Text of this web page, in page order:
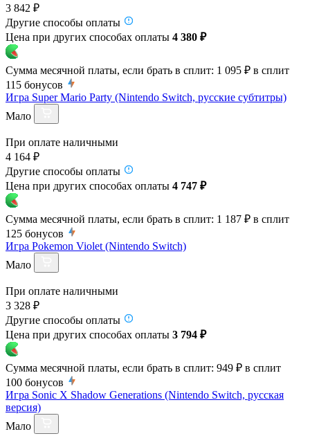
3 842 ₽
Другие способы оплаты
Цена при других способах оплаты 4 380 ₽
Сумма месячной платы, если брать в сплит: 1 095 ₽ в сплит
115 бонусов
Игра Super Mario Party (Nintendo Switch, русские субтитры)
Мало
При оплате наличными
4 164 ₽
Другие способы оплаты
Цена при других способах оплаты 4 747 ₽
Сумма месячной платы, если брать в сплит: 1 187 ₽ в сплит
125 бонусов
Игра Pokemon Violet (Nintendo Switch)
Мало
При оплате наличными
3 328 ₽
Другие способы оплаты
Цена при других способах оплаты 3 794 ₽
Сумма месячной платы, если брать в сплит: 949 ₽ в сплит
100 бонусов
Игра Sonic X Shadow Generations (Nintendo Switch, русская
версия)
Мало